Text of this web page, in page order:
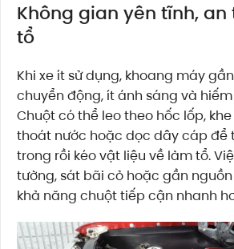
Không gian yên tĩnh,
tổ
Khi xe ít sử dụng, khoang máy
chuyển động, ít ánh sáng và
Chuột có thể leo theo hốc lốp,
thoát nước hoặc dọc dây cáp để
trong rồi kéo vật liệu về làm tổ.
tường, sát bãi cỏ hoặc gần
khả năng chuột tiếp cận nhanh